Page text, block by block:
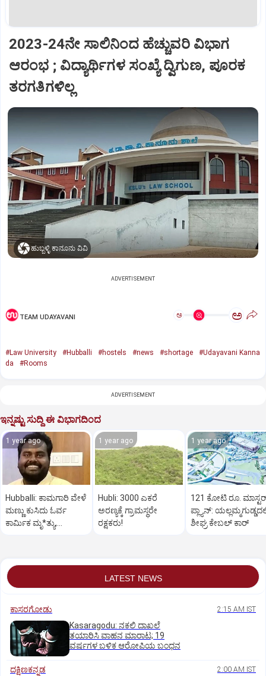
2023-24ನೇ ಸಾಲಿನಿಂದ ಹೆಚ್ಚುವರಿ ವಿಭಾಗ
ಆರಂಭ ; ವಿದ್ಯಾರ್ಥಿಗಳ ಸಂಖ್ಯೆ ದ್ವಿಗುಣ, ಪೂರಕ
ತರಗತಿಗಳಿಲ್ಲ
ಹುಬ್ಬಳ್ಳಿ ಕಾನೂನು ವಿವಿ
ADVERTISEMENT
TEAM UDAYAVANI ಅ ಅ
#Law University #Hubballi #hostels #news #shortage
#Udayavani Kanna
da
#Rooms
ADVERTISEMENT
ಇನ್ನಷ್ಟು ಸುದ್ದಿ ಈ ವಿಭಾಗದಿಂದ
1 year ago
Hubballi: ಕಾಮಗಾರಿ ವೇಳೆ
ಮಣ್ಣು ಕುಸಿದು ಓರ್ವ
ಕಾರ್ಮಿಕ ಮೃ*ತ್ಯು,
1 year ago
Hubli: 3000 ಎಕರೆ
ಅರಣ್ಯಕ್ಕೆ ಗ್ರಾಮಸ್ಥರೇ
ರಕ್ಷಕರು!
1 year ago
121 ಕೋಟಿ ರೂ.
‌ಪ್ಲ್ಯಾನ್:
ಶೀಘ್ರ ಕೇಬಲ್‌ ಕಾರ್‌
LATEST NEWS
ಕಾಸರಗೋಡು 2:15 AM IST
Kasaragodu: ನಕಲಿ ದಾಖಲೆ
ತಯಾರಿಸಿ ವಾಹನ ಮಾರಾಟ; 19
ವರ್ಷಗಳ ಬಳಿಕ ಆರೋಪಿಯ ಬಂಧನ
ದಕ್ಷಿಣಕನ್ನಡ 2:00 AM IST